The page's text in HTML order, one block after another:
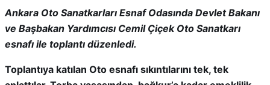
Ankara Oto Sanatkarları Esnaf Odasında Devlet Bakanı
ve Başbakan Yardımcısı Cemil Çiçek Oto Sanatkarı
esnafı ile toplantı düzenledi.
Toplantıya katılan Oto esnafı sıkıntılarını tek, tek